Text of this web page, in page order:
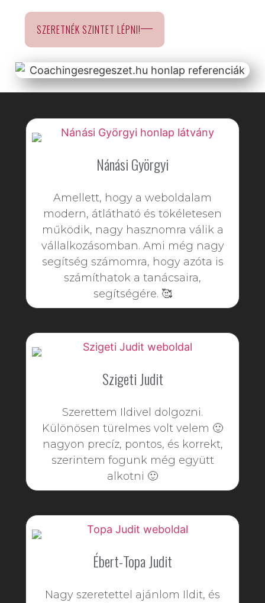
SZERETNÉK SZINTET LÉPNI!
Nánási Györgyi
Amellett, hogy a weboldalam
modern, átlátható és tökéletesen
működik, nagy hasznomra válik a
vállalkozásomban. Ami még nagy
segítség számomra, hogy azóta is
számíthatok a tanácsaira,
segítségére. 🥰
Szigeti Judit
Szerettem Ildivel dolgozni.
Különösen türelmes volt velem 🙂
nagyon precíz, pontos, és korrekt,
szerintem fogunk még együtt
alkotni 🙂
Ébert-Topa Judit
Nagy szeretettel ajánlom Ildit, és